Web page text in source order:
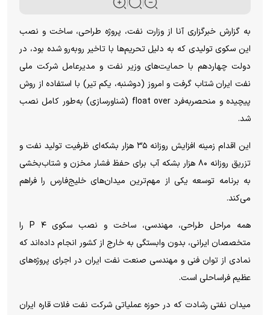
به گزارش خبرگزاری آنا از وزارت نفت، پروژه طراحی، ساخت و نصب
این سکوی تولیدی که به دلیل تحریم‌ها با تاخیر روبه‌رو شده بود، در
دولت چهاردهم با حمایت‌های وزیر نفت و مدیرعامل شرکت ملی
نفت ایران شتاب گرفت و امروز (دوشنبه، یکم تیر) با استفاده از روش
پیچیده و منحصر‌به‌فرد float over (شناورسازی) به‌طور کامل نصب
شد.
این اقدام زمینه افزایش روزانه ۳۵ هزار بشکه‌ای ظرفیت تولید نفت و
تزریق روزانه ۸۰ هزار بشکه آب برای حفظ فشار مخزن و شتاب‌بخشی
به برنامه توسعه یکی از مهم‌ترین میدان‌های خلیج‌فارس را فراهم
می‌کند.
همه مراحل طراحی، مهندسی، ساخت و نصب سکوی P ۴ را
متخصصان ایرانی، بدون وابستگی به خارج از کشور انجام داده‌اند که
نمادی از توان فنی و مهندسی صنعت نفت ایران در اجرای پروژه‌های
عظیم فراساحلی است.
میدان نفتی رشادت که در حوزه عملیاتی شرکت نفت فلات قاره ایران